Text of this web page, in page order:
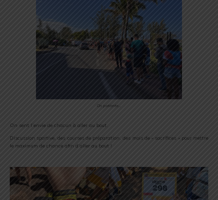
On patiente…
On sent l’envie de chacun à aller au bout.
Discussion sportive, des courses de préparation, des mois de « sacrifices » pour mettre
le maximum de chance afin d’aller au bout !